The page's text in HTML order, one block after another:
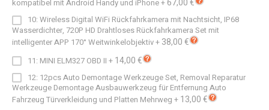
kompatibel mit Android Handy und iPhone+67,00 €
10: Wireless Digital WiFi Rückfahrkamera mit Nachtsicht, IP68
Wasserdichter, 720P HD Drahtloses Rückfahrkamera Set mit
intelligenter APP 170° Weitwinkelobjektiv+ 38,00 €
11: MINI ELM327 OBD II + 14,00 €
12: 12pcs Auto Demontage Werkzeuge Set, Removal Reparatur
Werkzeuge Demontage Ausbauwerkzeug für Entfernung Auto
Fahrzeug Türverkleidung und Platten Mehrweg + 13,00 €